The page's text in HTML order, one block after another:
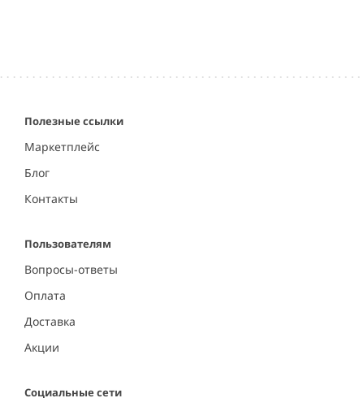
Полезные ссылки
Маркетплейс
Блог
Контакты
Пользователям
Вопросы-ответы
Оплата
Доставка
Акции
Социальные сети